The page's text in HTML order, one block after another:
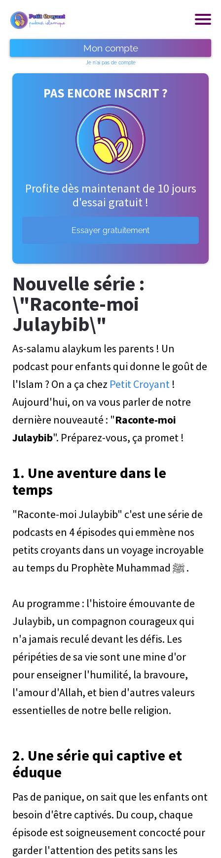
Mon compte
Je n'ai pas de compte
Nouvelle série :
\"Raconte-moi
Julaybib\"
As-salamu alaykum les parents ! Un
podcast pour enfants qui donne le goût de
l'Islam ? On a ça chez Petit Croyant !
Aujourd'hui, on va vous parler de notre
dernière nouveauté : "Raconte-moi
Julaybib". Préparez-vous, ça promet !
1. Une aventure dans le
temps
"Raconte-moi Julaybib" c'est une série de
podcasts en 4 épisodes qui emmène nos
petits croyants dans un voyage incroyable
au temps du Prophète Muhammad ﷺ .
Au programme : l'histoire émouvante de
Julaybib, un compagnon courageux qui
n'a jamais reculé devant les défis. Les
péripéties de sa vie sont une mine d'or
pour enseigner l'humilité, la bravoure,
l'amour d'Allah, et bien d'autres valeurs
essentielles de notre belle religion.
2. Une série qui captive et
éduque
Pas de panique, on sait que les enfants ont
besoin d'être captivés. Du coup, chaque
épisode est soigneusement concocté pour
garder l'attention des petits sans les
PAS ENCORE INSCRIT ?
Profite dès maintenant de 10 jours
d'essai gratuit !
Essayer gratuitement